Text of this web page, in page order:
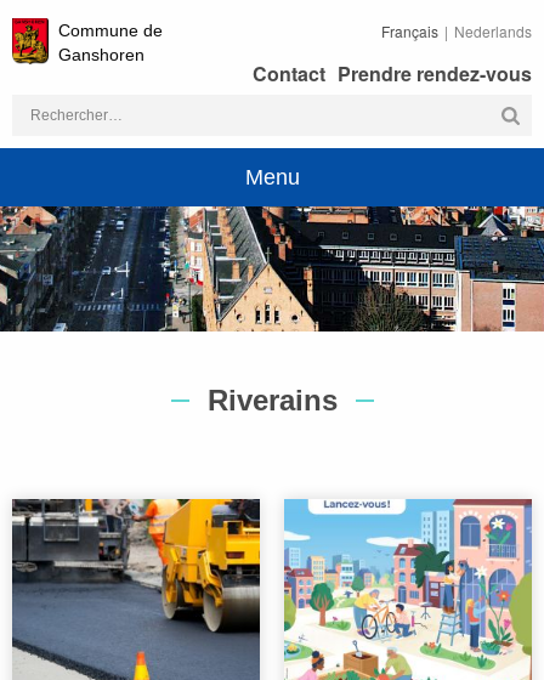
Commune de
Ganshoren
Français Nederlands
Prendre rendez-vous
Contact
Rechercher :
Menu
Riverains